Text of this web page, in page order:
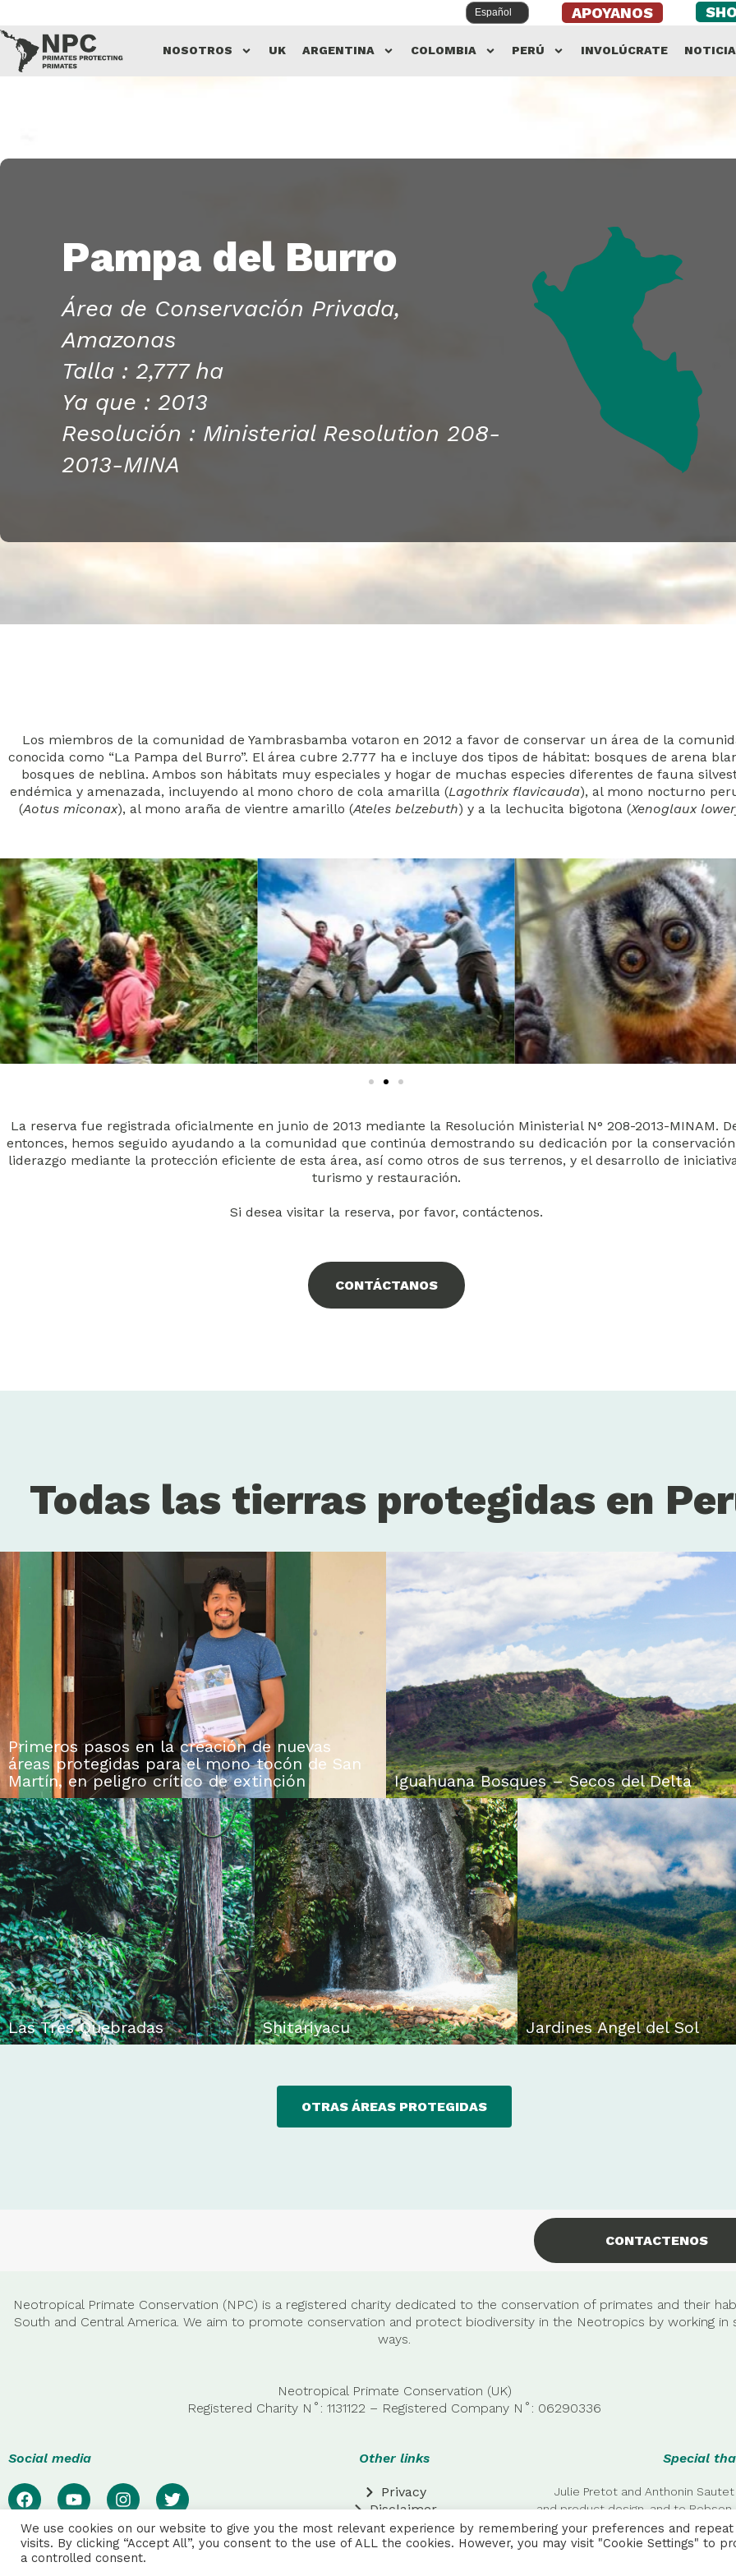
Saltar
al
contenido
APOYANOS
NOSOTROS UK ARGENTINA COLOMBIA PERÚ INVOLÚCRATE
Pampa del Burro
Área de Conservación Privada,
Amazonas
Talla : 2,777 ha
Ya que : 2013
Resolución : Ministerial Resolution 208-
2013-MINA
Los miembros de la comunidad de Yambrasbamba votaron en 2012 a favor de conservar un área de la
conocida como “La Pampa del Burro”. El área cubre 2.777 ha e incluye dos tipos de hábitat: bosques de arena
bosques de neblina. Ambos son hábitats muy especiales y hogar de muchas especies diferentes de fauna
endémica y amenazada, incluyendo al mono choro de cola amarilla (Lagothrix flavicauda), al mono nocturno
(Aotus miconax), al mono araña de vientre amarillo (Ateles belzebuth) y a la lechucita bigotona (Xenoglaux
La reserva fue registrada oficialmente en junio de 2013 mediante la Resolución Ministerial N° 208-2013-MINAM.
entonces, hemos seguido ayudando a la comunidad que continúa demostrando su dedicación por la
liderazgo mediante la protección eficiente de esta área, así como otros de sus terrenos, y el desarrollo de
turismo y restauración.
Si desea visitar la reserva, por favor, contáctenos.
CONTÁCTANOS
Todas las tierras protegidas en
Primeros pasos en la creación de nuevas
áreas protegidas para el mono tocón de San
Martín, en peligro crítico de extinción
Iguahuana Bosques – Secos del Delta
Las Tres Quebradas Shitariyacu Jardines Angel del Sol
OTRAS ÁREAS PROTEGIDAS
CONTACTENOS
Neotropical Primate Conservation (NPC) is a registered charity dedicated to the conservation of primates and their
South and Central America. We aim to promote conservation and protect biodiversity in the Neotropics by working in
ways.
Neotropical Primate Conservation (UK)
Registered Charity N˚: 1131122 – Registered Company N˚: 06290336
Social media Other links
Privacy
Disclaimer
Special
Julie Pretot and Anthonin
and product design, and to Robson
We use cookies on our website to give you the most relevant experience by remembering your preferences and repeat
visits. By clicking “Accept All”, you consent to the use of ALL the cookies. However, you may visit "Cookie Settings" to
a controlled consent.